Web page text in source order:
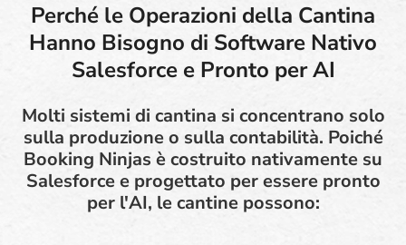
Perché le Operazioni della Cantina
Hanno Bisogno di Software Nativo
Salesforce e Pronto per AI
Molti sistemi di cantina si concentrano solo
sulla produzione o sulla contabilità. Poiché
Booking Ninjas è costruito nativamente su
Salesforce e progettato per essere pronto
per l'AI, le cantine possono: